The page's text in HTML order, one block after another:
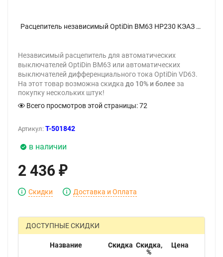
Расцепитель независимый OptiDin BM63 НР230 КЭАЗ 249184 - фото
Независимый расцепитель для автоматических
выключателей OptiDin BM63 или автоматических
выключателей дифференциального тока OptiDin VD63.
На этот товар возможна скидка до 10% и более за
покупку нескольких штук!
Всего просмотров этой страницы:72
Артикул: T-501842
в наличии
2 436 ₽
Скидки Доставка и Оплата
ДОСТУПНЫЕ СКИДКИ
Название Скидка Скидка,
%
Цена